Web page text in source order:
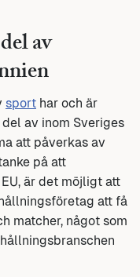
av
sport har och är
av inom Sveriges
att påverkas av
på att
är det möjligt att
att få
matcher, något som